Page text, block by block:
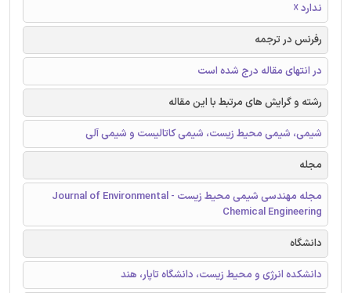
ندارد ☓
رفرنس در ترجمه
در انتهای مقاله درج شده است
رشته و گرایش های مرتبط با این مقاله
شیمی، شیمی محیط زیست، شیمی کاتالیست و شیمی آلی
مجله
مجله مهندسی شیمی محیط زیست - Journal of Environmental
Chemical Engineering
دانشگاه
دانشکده انرژی و محیط زیست، دانشگاه تاپار، هند